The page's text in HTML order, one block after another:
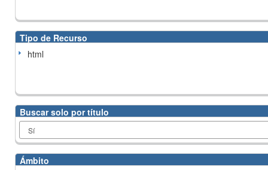
Tipo de Recurso
html
Buscar solo por título
Ámbito